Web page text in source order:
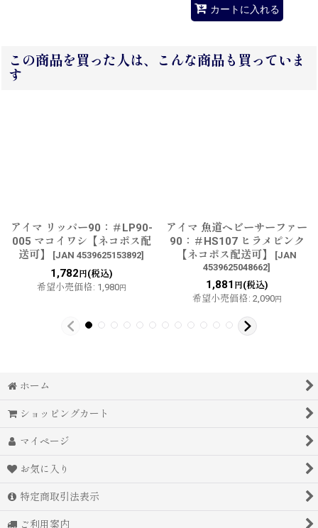
カートに入れる
この商品を買った人は、こんな商品も買っていま
す
アイマ リッパー90：＃LP90-
005 マコイワシ【ネコポス配
送可】
[JAN 4539625153892]
1,782 円(税込)
希望小売価格: 1,980円
アイマ 魚道ヘビーサーファー
90：＃HS107 ヒラメピンク
【ネコポス配送可】
[JAN
4539625048662]
1,881 円(税込)
希望小売価格: 2,090円
ホーム
ショッピングカート
マイページ
お気に入り
特定商取引法表示
ご利用案内